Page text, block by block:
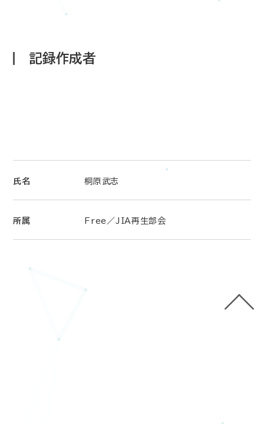
記録作成者
氏名 桐原武志
所属 Free／JIA再生部会